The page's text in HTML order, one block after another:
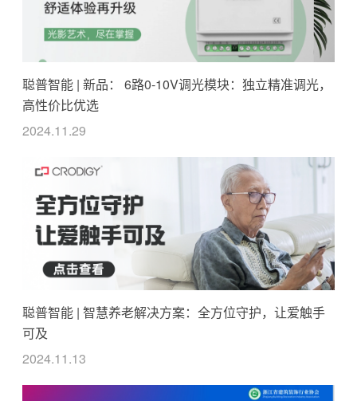
聪普智能 | 新品： 6路0-10V调光模块：独立精准调光，
高性价比优选
2024.11.29
聪普智能 | 智慧养老解决方案：全方位守护，让爱触手
可及
2024.11.13